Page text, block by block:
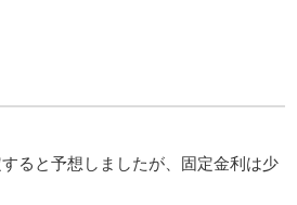
ると予想しましたが、固定金利は少